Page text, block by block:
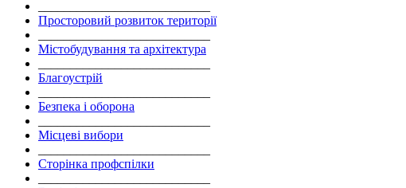
Просторовий розвиток території
Містобудування та архітектура
Благоустрій
Безпека і оборона
Місцеві вибори
Сторінка профспілки